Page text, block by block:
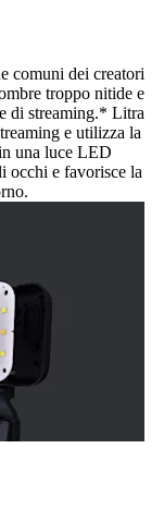
comuni dei creatori
troppo nitide e
di streaming.* Litra
e utilizza la
una luce LED
occhi e favorisce la